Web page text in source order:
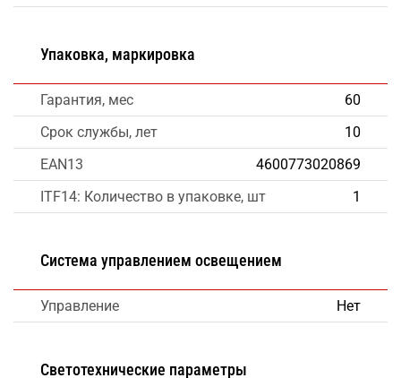
Упаковка, маркировка
Гарантия, мес
60
Срок службы, лет
10
EAN13
4600773020869
ITF14: Количество в упаковке, шт
1
Система управлением освещением
Управление Нет
Светотехнические параметры